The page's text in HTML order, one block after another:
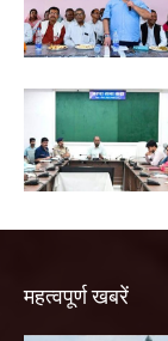
महत्वपूर्ण खबरें